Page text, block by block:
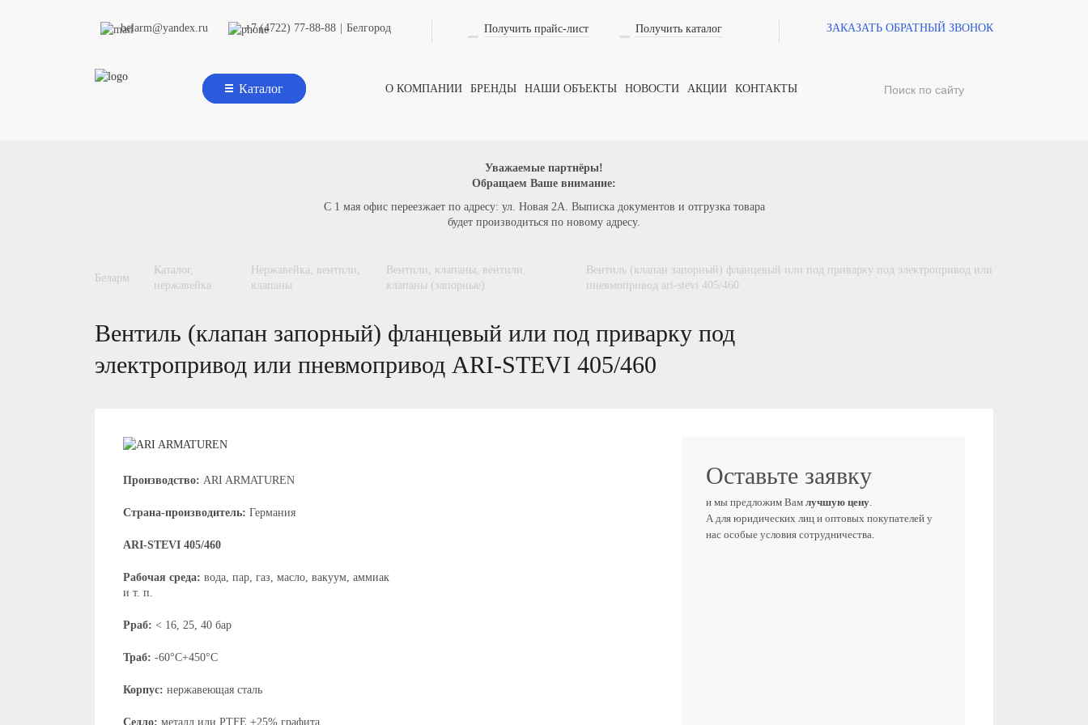
belarm@yandex.ru +7 (4722) 77-88-88 Белгород Получить прайс-лист Получить каталог ЗАКАЗАТЬ ОБРАТНЫЙ ЗВОНОК
Каталог О КОМПАНИИ БРЕНДЫ НАШИ ОБЪЕКТЫ НОВОСТИ АКЦИИ КОНТАКТЫ
Уважаемые партнёры!
Обращаем Ваше внимание:
С 1 мая офис переезжает по адресу: ул. Новая 2А. Выписка документов и отгрузка товара
будет производиться по новому адресу.
беларм
каталог,
нержавейка
нержавейка, вентили,
клапаны
вентили, клапаны, вентили,
клапаны (запорные)
вентиль (клапан запорный) фланцевый или под приварку под электропривод или
пневмопривод ari-stevi 405/460
вентиль (клапан запорный) фланцевый или под приварку под
электропривод или пневмопривод ARI-STEVI 405/460
Производство: ARI ARMATUREN
Страна-производитель: Германия
ARI-STEVI 405/460
Рабочая среда: вода, пар, газ, масло, вакуум, аммиак
и т. п.
Рраб: < 16, 25, 40 бар
Траб: -60°С+450°С
Корпус: нержавеющая сталь
Седло: металл или PTFE +25% графита
Оставьте заявку
и мы предложим Вам лучшую цену.
А для юридических лиц и оптовых покупателей у
нас особые условия сотрудничества.